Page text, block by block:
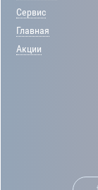
Сервис
Главная
Акции